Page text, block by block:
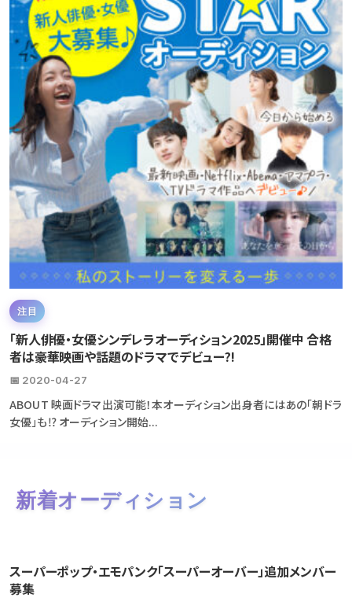
注目
「新人俳優・女優シンデレラオーディション2025」開催中 合格
者は豪華映画や話題のドラマでデビュー?!
📅 2020-04-27
ABOUT 映画ドラマ出演可能！本オーディション出身者にはあの「朝ドラ
女優」も⁉ オーディション開始...
新着オーディション
スーパーポップ・エモパンク「スーパーオーバー」追加メンバー
募集